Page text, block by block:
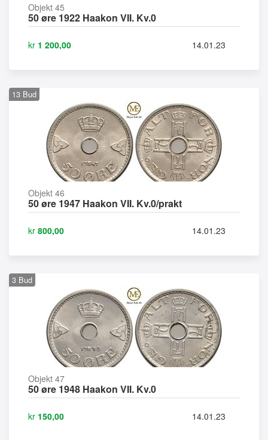
Objekt 45
50 øre 1922 Haakon VII. Kv.0
kr 1 200,00 14.01.23
13 Bud
Objekt 46
50 øre 1947 Haakon VII. Kv.0/prakt
kr 800,00 14.01.23
3 Bud
Objekt 47
50 øre 1948 Haakon VII. Kv.0
kr 150,00 14.01.23